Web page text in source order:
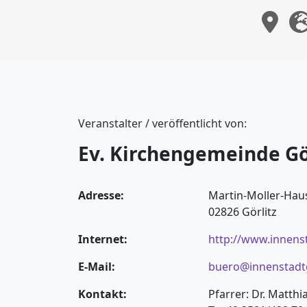
Veranstalter / veröffentlicht von:
Ev. Kirchengemeinde
Adresse:
Martin-Moller-
02826 Görlitz
Internet:
http://
E-Mail:
Kontakt:
Pfarrer: Dr.